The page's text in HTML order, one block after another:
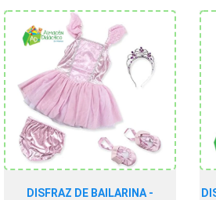
DISFRAZ DE BAILARINA -